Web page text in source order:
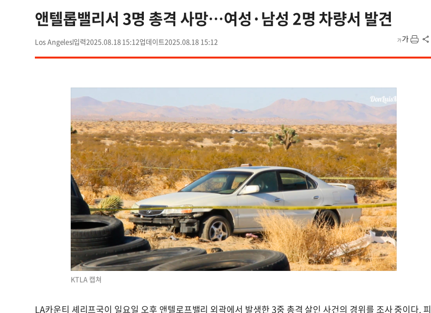
앤텔롭밸리서 3명 총격 사망…여성·남성 2명 차량서 발견
Los Angeles 2025.08.18 15:12 2025.08.18 15:12
KTLA 캡쳐
LA카운티 셰리프국이 일요일 오후 앤텔로프밸리 외곽에서 발생한 3중 총격 살인 사건의 경위를 조사 중이다. 피